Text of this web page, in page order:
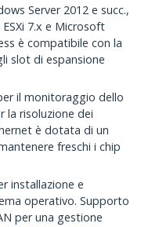
Server 2012 e succ.,
7.x e Microsoft
è compatibile con la
slot di espansione
il monitoraggio dello
risoluzione dei
è dotata di un
freschi i chip
installazione e
operativo. Supporto
per una gestione